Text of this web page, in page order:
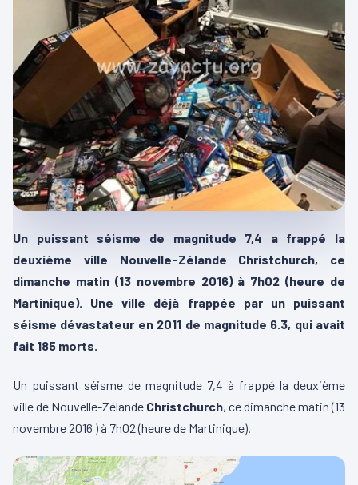
Un puissant séisme de magnitude 7,4 a frappé la
deuxième ville Nouvelle-Zélande Christchurch, ce
dimanche matin (13 novembre 2016) à 7h02 (heure de
Martinique). Une ville déjà frappée par un puissant
séisme dévastateur en 2011 de magnitude 6.3, qui avait
fait 185 morts.
Un puissant séisme de magnitude 7,4 à frappé la deuxième
ville de Nouvelle-Zélande Christchurch, ce dimanche matin (13
novembre 2016 ) à 7h02 (heure de Martinique).